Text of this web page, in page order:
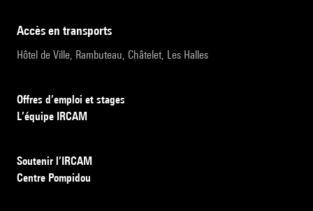
accès en transports
Hôtel de Ville, Rambuteau, Châtelet, Les Halles
Offres d’emploi et stages
L’équipe IRCAM
Soutenir l’IRCAM
Centre Pompidou